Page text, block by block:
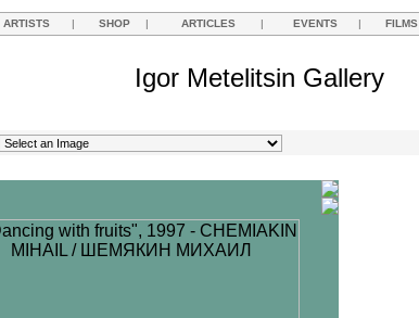
ARTISTS | SHOP | ARTICLES | EVENTS | FILMS
Igor Metelitsin Gallery